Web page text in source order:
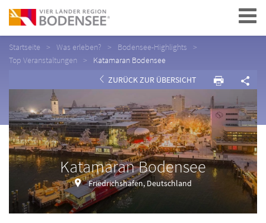
Navigation
Startseite Was erleben?
Bodensee-Highlights
Top Veranstaltungen
Katamaran Bodensee
ZURÜCK ZUR ÜBERSICHT
Katamaran Bodensee
Friedrichshafen, Deutschland